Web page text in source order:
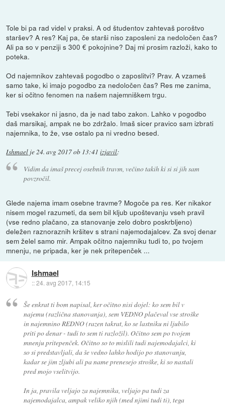
Tole bi pa rad videl v praksi. A od študentov zahtevaš poroštvo
staršev? A res? Kaj pa, če starši niso zaposleni za nedoločen čas?
Ali pa so v penziji s 300 € pokojnine? Daj mi prosim razloži, kako to
poteka.
Od najemnikov zahtevaš pogodbo o zaposlitvi? Prav. A vzameš
samo take, ki imajo pogodbo za nedoločen čas? Res me zanima,
ker si očitno fenomen na našem najemniškem trgu.
Tebi vsekakor ni jasno, da je nad tabo zakon. Lahko v pogodbo
daš marsikaj, ampak ne bo zdržalo. Imaš sicer pravico sam izbrati
najemnika, to že, vse ostalo pa ni vredno besed.
Ishmael je24. avg 2017 ob 13:41 izjavil:
Vidim da imaš precej osebnih travm, večino takih ki si si jih sam
povzročil.
Glede najema imam osebne travme? Mogoče pa res. Ker nikakor
nisem mogel razumeti, da sem bil kljub upoštevanju vseh pravil
(vse redno plačano, za stanovanje zelo dobro poskrbljeno)
deležen raznoraznih kršitev s strani najemodajalcev. Za svoj denar
sem želel samo mir. Ampak očitno najemniku tudi to, po tvojem
mnenju, ne pripada, ker je nek pritepenček ...
Ishmael
::24. avg 2017, 14:15
Še enkrat ti bom napisal, ker očitno nisi dojel: ko sem bil v
najemu (različna stanovanja), sem VEDNO plačeval vse stroške
in najemnino REDNO (razen takrat, ko se lastniku ni ljubilo
priti po denar - tudi to sem ti razložil). Očitno sem po tvojem
mnenju pritepenček. Očitno so to mislili tudi najemodajalci, ki
so si predstavljali, da še vedno lahko hodijo po stanovanju,
kadar se jim zljubi ali pa name prenesejo stroške, ki so nastali
pred mojo vselitvijo.
In ja, pravila veljajo za najemnika, veljajo pa tudi za
najemodajalca, ampak veliko njih (med njimi tudi ti), tega